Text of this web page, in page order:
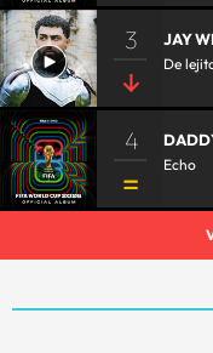
3 JAY
De
4
Echo